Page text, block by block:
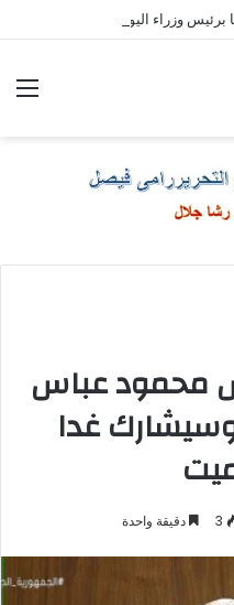
وزراء اليونان
محمود عباس
غدا
3 دقيقة واحدة